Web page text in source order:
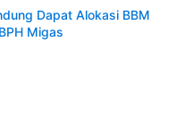
Dapat Alokasi BBM
Migas